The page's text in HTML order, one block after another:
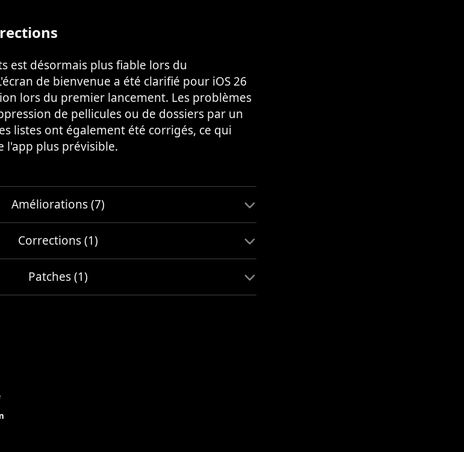
est désormais plus fiable lors du
de bienvenue a été clarifié pour iOS 26
lors du premier lancement. Les problèmes
de pellicules ou de dossiers par un
listes ont également été corrigés, ce qui
l'app plus prévisible.
Améliorations (7)
Corrections (1)
Patches (1)